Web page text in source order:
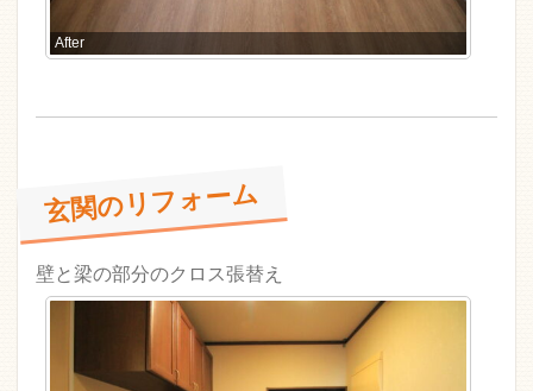
After
玄関のリフォーム
壁と梁の部分のクロス張替え